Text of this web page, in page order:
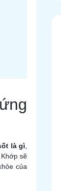
là gì
sẽ
của